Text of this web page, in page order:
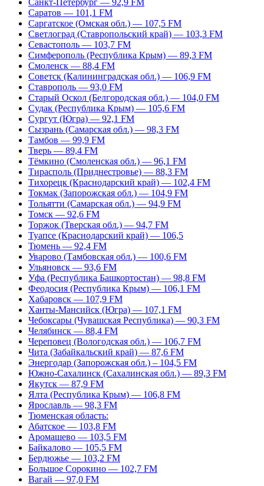
Санкт-Петербург — 92,9 FM
Саратов — 101,1 FM
Саргатское (Омская обл.) — 107,5 FM
Светлоград (Ставропольский край) — 103,3 FM
Севастополь — 103,7 FM
Симферополь (Республика Крым) — 89,3 FM
Смоленск — 88,4 FM
Советск (Калининградская обл.) — 106,9 FM
Ставрополь — 93,0 FM
Старый Оскол (Белгородская обл.) — 104,0 FM
Судак (Республика Крым) — 105,6 FM
Сургут (Югра) — 92,1 FM
Сызрань (Самарская обл.) — 98,3 FM
Тамбов — 99,9 FM
Тверь — 89,4 FM
Тёмкино (Смоленская обл.) — 96,1 FM
Тирасполь (Приднестровье) — 88,3 FM
Тихорецк (Краснодарский край) — 102,4 FM
Токмак (Запорожская обл.) — 104,9 FM
Тольятти (Самарская обл.) — 94,9 FM
Томск — 92,6 FM
Торжок (Тверская обл.) — 94,7 FM
Туапсе (Краснодарский край) — 106,5
Тюмень — 92,4 FM
Уварово (Тамбовская обл.) — 100,6 FM
Ульяновск — 93,6 FM
Уфа (Республика Башкортостан) — 98,8 FM
Феодосия (Республика Крым) — 106,1 FM
Хабаровск — 107,9 FM
Ханты-Мансийск (Югра) — 107,1 FM
Чебоксары (Чувашская Республика) — 90,3 FM
Челябинск — 88,4 FM
Череповец (Вологодская обл.) — 106,7 FM
Чита (Забайкальский край) — 87,6 FM
Энергодар (Запорожская обл.) – 104,5 FM
Южно-Сахалинск (Сахалинская обл.) — 89,3 FM
Якутск — 87,9 FM
Ялта (Республика Крым) — 106,8 FM
Ярославль — 98,3 FM
Тюменская область:
Абатское — 103,8 FM
Аромашево — 103,5 FM
Байкалово — 105,5 FM
Бердюжье — 103,2 FM
Большое Сорокино — 102,7 FM
Вагай — 97,0 FM